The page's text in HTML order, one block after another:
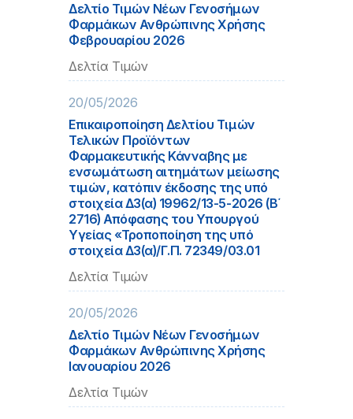
Δελτίο Τιμών Νέων Γενοσήμων
Φαρμάκων Ανθρώπινης Χρήσης
Φεβρουαρίου 2026
Δελτία Τιμών
20/05/2026
Επικαιροποίηση Δελτίου Τιμών
Τελικών Προϊόντων
Φαρμακευτικής Κάνναβης με
ενσωμάτωση αιτημάτων μείωσης
τιμών, κατόπιν έκδοσης της υπό
στοιχεία Δ3(α) 19962/13-5-2026 (Β΄
2716) Απόφασης του Υπουργού
Υγείας «Τροποποίηση της υπό
στοιχεία Δ3(α)/Γ.Π. 72349/03.01
Δελτία Τιμών
20/05/2026
Δελτίο Τιμών Νέων Γενοσήμων
Φαρμάκων Ανθρώπινης Χρήσης
Ιανουαρίου 2026
Δελτία Τιμών